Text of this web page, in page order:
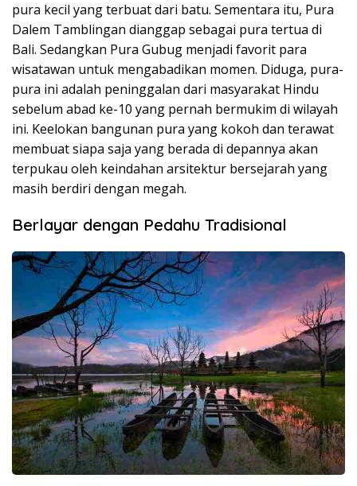
pura kecil yang terbuat dari batu. Sementara itu, Pura
Dalem Tamblingan dianggap sebagai pura tertua di
Bali. Sedangkan Pura Gubug menjadi favorit para
wisatawan untuk mengabadikan momen. Diduga, pura-
pura ini adalah peninggalan dari masyarakat Hindu
sebelum abad ke-10 yang pernah bermukim di wilayah
ini. Keelokan bangunan pura yang kokoh dan terawat
membuat siapa saja yang berada di depannya akan
terpukau oleh keindahan arsitektur bersejarah yang
masih berdiri dengan megah.
Berlayar dengan Pedahu Tradisional